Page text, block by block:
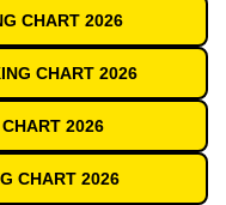
CHART 2026
CHART 2026
2026
CHART 2026